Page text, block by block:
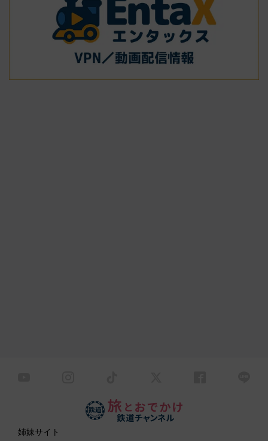
姉妹サイト